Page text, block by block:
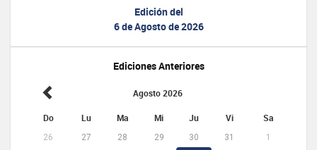
Edición del
6 de Agosto de 2026
Ediciones Anteriores
Agosto 2026
Do Lu Ma Mi Ju Vi Sa
26 27 28 29 30 31
1